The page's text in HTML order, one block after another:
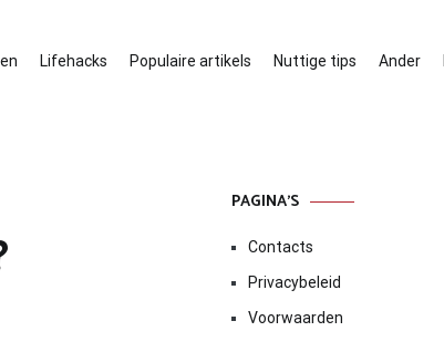
Lifehacks Populaire artikels Nuttige tips Ander
PAGINA’S
Contacts
Privacybeleid
Voorwaarden